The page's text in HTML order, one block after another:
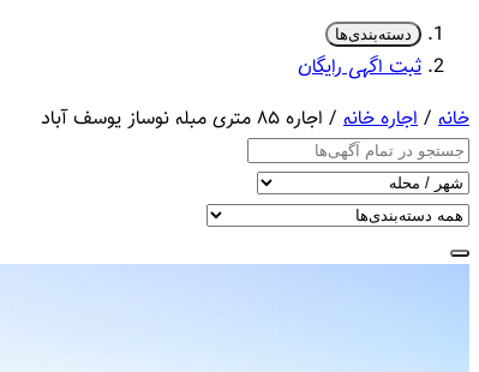
دسته‌بندی‌ها
ثبت اگهی رایگان
خانه /اجاره خانه / اجاره ۸۵ متری مبله نوساز یوسف آباد